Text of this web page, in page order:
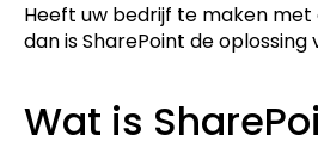
Heeft uw bedrijf te maken
dan is SharePoint de oplossing
Wat is